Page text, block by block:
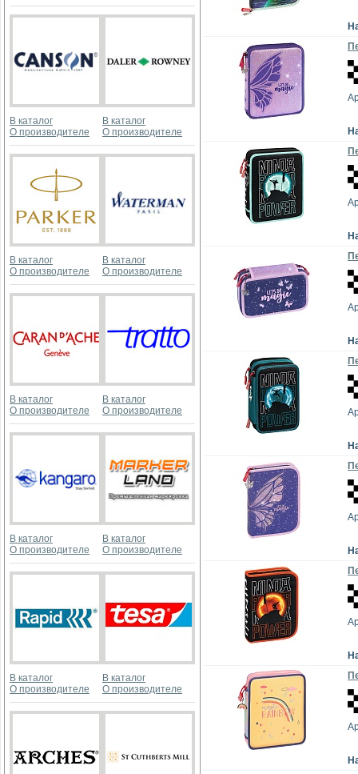
В каталог
О производителе
В каталог
О производителе
В каталог
О производителе
В каталог
О производителе
В каталог
О производителе
В каталог
О производителе
В каталог
О производителе
В каталог
О производителе
В каталог
О производителе
В каталог
О производителе